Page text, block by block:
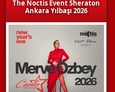
The Noctis Event Sheraton
Ankara Yılbaşı 2026